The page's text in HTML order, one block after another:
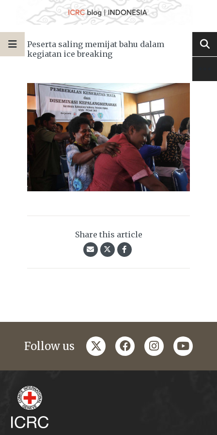
Peserta saling memijat bahu dalam
kegiatan ice breaking
Share this article
Follow us twitterfacebookinstagramyoutube